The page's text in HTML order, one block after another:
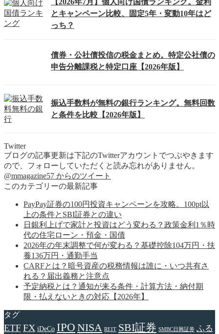
とキャンペーン比較、固定5年・変動10年はど
っち？
債券・公社債投信の税金まとめ。特定公社債の
申告分離課税と特定口座【2026年版】
振込手数料が無料の銀行ランキング。無料回数
と条件を比較【2026年版】
Twitter
ブログの記事更新は下記のTwitterアカウントでつぶやきます
ので、フォローしていただくと読み忘れがありません。
@mmagazine57 からのツイート
このカテゴリーの最新記事
PayPay証券の100円投資キャンペーンを攻略。100pt以
上の条件とSBI証券との違い
日銀利上げで家計と投資はどう変わる？政策金利1％時
代の住宅ローン・預金・国債
2026年の年末調整で何が変わる？基礎控除104万円・扶
養136万円・通勤手当
CARFとは？暗号資産の税務情報は誰に・いつ共有さ
れる？届出義務と注意点
予定納税とは？通知が来る条件・計算方法・納付期
限・払えないときの対応【2026年】
タグ
ETF FX iDeCo IPO NISA REIT SBI証券 SMBC日興証券 ふる